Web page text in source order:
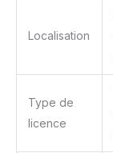
Localisation
Type de
licence